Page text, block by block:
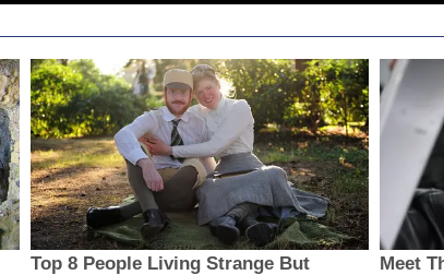
Top 8 People Living Strange But
Meet